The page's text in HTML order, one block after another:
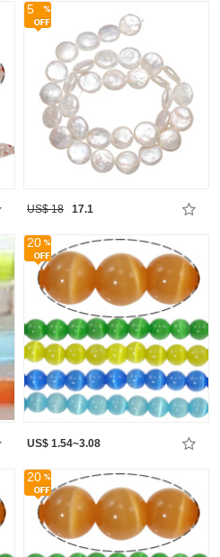
5
US$ 18 17.1
20
US$ 1.54~3.08
20